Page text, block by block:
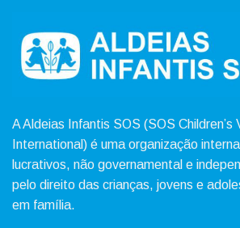
A Aldeias Infantis SOS (SOS Children’s
International) é uma organização
lucrativos, não governamental e
pelo direito das crianças, jovens e
em família.